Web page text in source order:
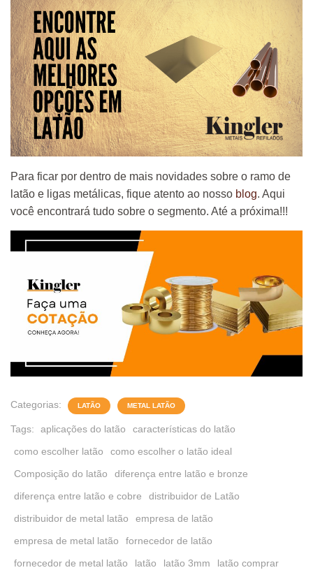
Para ficar por dentro de mais novidades sobre o ramo de
latão e ligas metálicas, fique atento ao nosso blog. Aqui
você encontrará tudo sobre o segmento. Até a próxima!!!
Categorias: LATÃO METAL LATÃO
Tags: aplicações do latão
características do latão
como escolher latão
como escolher o latão ideal
Composição do latão
diferença entre latão e bronze
diferença entre latão e cobre
distribuidor de Latão
distribuidor de metal latão
empresa de latão
empresa de metal latão
fornecedor de latão
fornecedor de metal latão
latão latão 3mm latão comprar